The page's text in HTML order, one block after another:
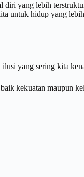
yang lebih
untuk hidup yang
ilusi yang sering kita
kekuatan maupun